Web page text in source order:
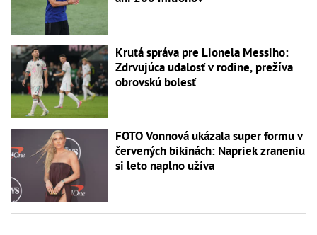
Krutá správa pre Lionela Messiho:
Zdrvujúca udalosť v rodine, prežíva
obrovskú bolesť
FOTO Vonnová ukázala super formu v
červených bikinách: Napriek zraneniu
si leto naplno užíva